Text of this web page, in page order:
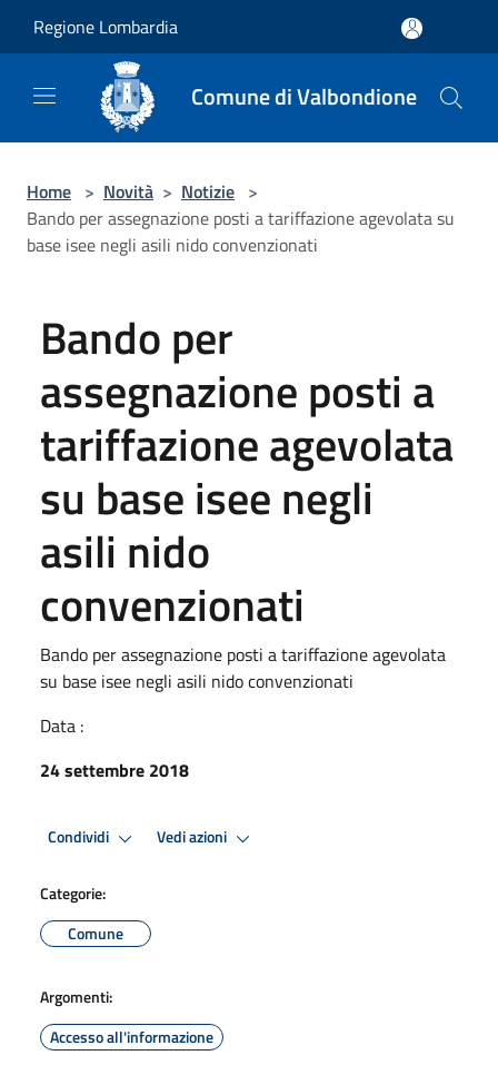
Regione Lombardia
Comune di Valbondione
Home > Novità > Notizie >
Bando per assegnazione posti a tariffazione agevolata su
base isee negli asili nido convenzionati
Bando per
assegnazione posti a
tariffazione agevolata
su base isee negli
asili nido
convenzionati
Bando per assegnazione posti a tariffazione agevolata
su base isee negli asili nido convenzionati
Data :
24 settembre 2018
Condividi Vedi azioni
Categorie:
Comune
Argomenti:
Accesso all'informazione